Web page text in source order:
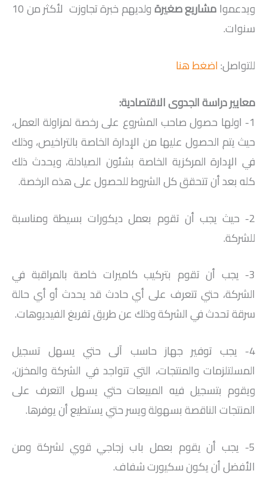
ويدعموامشاريع صغيرة
ولديهم خبرة تجاوزت لأكثر من 10
سنوات.
للتواصل:اضغط هنا
معايير دراسة الجدوى الاقتصادية:
1- اولها حصول صاحب المشروع على رخصة لمزاولة العمل،
حيث يتم الحصول عليها من الإدارة الخاصة بالتراخيص، وذلك
في الإدارة المركزية الخاصة بشئون الصيادلة، ويحدث ذلك
كله بعد أن تتحقق كل الشروط للحصول على هذه الرخصة.
2- حيث يجب أن تقوم بعمل ديكورات بسيطة ومناسبة
للشركة.
3- يجب أن تقوم بتركيب كاميرات خاصة بالمراقبة في
الشركة، حتي تتعرف على أي حادث قد يحدث أو أي حالة
سرقة تحدث في الشركة وذلك عن طريق تفريغ الفيديوهات.
4- يجب توفير جهاز حاسب آلى حتي يسهل تسجيل
المسلتلزمات والمنتجات، التي تتواجد في الشركة والمخزن،
ويقوم بتسجيل فيه المبيعات حتي يسهل التعرف على
المنتجات الناقصة بسهولة ويسر حتي يستطيع أن يوفرها.
5- يجب أن يقوم بعمل باب زجاجي قوي لشركة ومن
الأفضل أن يكون سكيورت شفاف.